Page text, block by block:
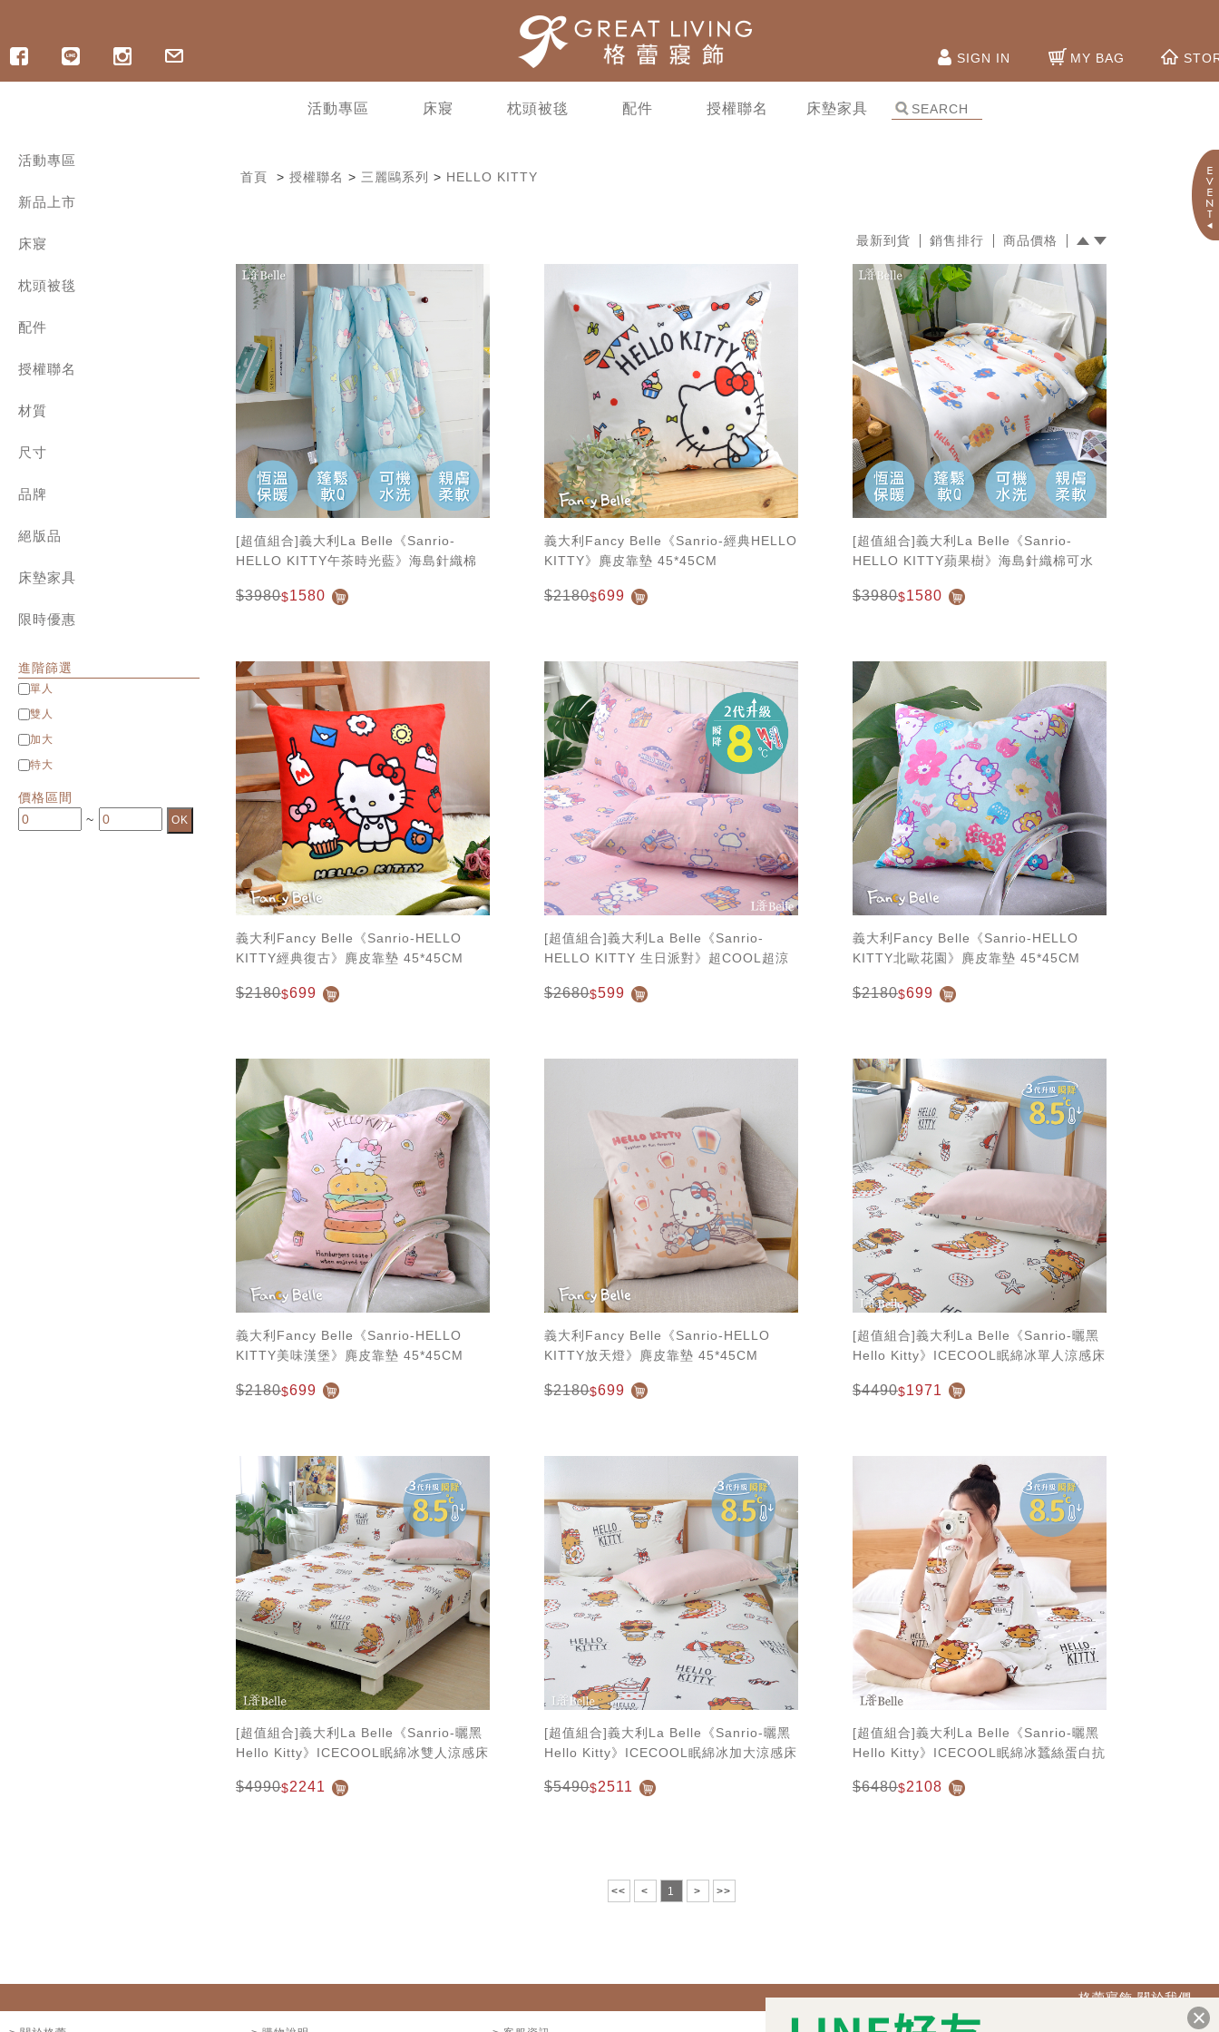
活動專區 床寢 枕頭被毯 配件 授權聯名 床墊家具
SIGN IN MY BAG
活動專區
寵爸好眠祭 | 純棉床組88折
︙軟式硅藻土地墊最低78折
︙指定涼感商品6折起，任2件折400
新品上市
床寢
300織精梳棉 | 雙層紗薄被套床組
涼感/海島棉床包枕套組
1000織匹馬棉 | 兩用被床包組
800織天絲 | 兩用被床包組
1000織天絲 | 兩用被床包組
純棉 | 簡約素色
雪雕 | 兩用被床包組
枕頭被毯
舒爽涼被
保暖冬被
兒童專區
配件
家飾配件
授權聯名
角落生物、拉拉熊
設計師系列
材質
長絨棉 ✿ Long staple cotton
水洗棉 ✿ Washed cotton
天絲 ✿ Tencel
雪芙絨 ✿ Flannel
立體雕花雪雕 ✿ 3D Flannel
尺寸
單人 Single
加大 Queen
特大包雙人被
品牌
義大利 Fancy Belle
英國 Abelia
絕版品
床墊家具
限時優惠
進階篩選
單人
雙人
加大
特大
價格區間
~
首頁 > 授權聯名 > 三麗鷗系列 > HELLO KITTY
最新到貨 銷售排行 商品價格
[超值組合]義大利La Belle《Sanrio-
HELLO KITTY午茶時光藍》海島針織棉
衣袋
$3980$1580
義大利Fancy Belle《Sanrio-經典HELLO
KITTY》麂皮靠墊 45*45CM
$2180$699
[超值組合]義大利La Belle《Sanrio-
HELLO KITTY蘋果樹》海島針織棉可水
衣袋
$3980$1580
義大利Fancy Belle《Sanrio-HELLO
KITTY經典復古》麂皮靠墊 45*45CM
$2180$699
[超值組合]義大利La Belle《Sanrio-
HELLO KITTY 生日派對》超COOL超涼
$2680$599
義大利Fancy Belle《Sanrio-HELLO
KITTY北歐花園》麂皮靠墊 45*45CM
$2180$699
義大利Fancy Belle《Sanrio-HELLO
KITTY美味漢堡》麂皮靠墊 45*45CM
$2180$699
義大利Fancy Belle《Sanrio-HELLO
KITTY放天燈》麂皮靠墊 45*45CM
$2180$699
[超值組合]義大利La Belle《Sanrio-曬黑
Hello Kitty》ICECOOL眠綿冰單人涼感床
$4490$1971
[超值組合]義大利La Belle《Sanrio-曬黑
Hello Kitty》ICECOOL眠綿冰雙人涼感床
$4990$2241
[超值組合]義大利La Belle《Sanrio-曬黑
Hello Kitty》ICECOOL眠綿冰加大涼感床
$5490$2511
[超值組合]義大利La Belle《Sanrio-曬黑
Hello Kitty》ICECOOL眠綿冰蠶絲蛋白抗
$6480$2108
<< < 1 > >>
格蕾寢飾 關於我們